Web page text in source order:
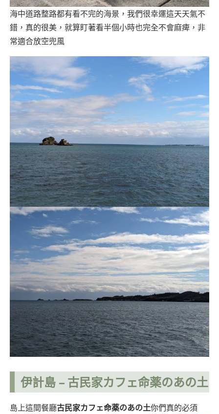
海中道路整路都有看不完的海景，我們很幸運這天天氣不
錯，真的很美，就算盯著看半個小時也完全不會麻痺，非
常適合放空兜風
伊計島 – 古民家カフェ命薬のあの土
島上這間餐廳古民家カフェ命薬のあの土你們真的必須